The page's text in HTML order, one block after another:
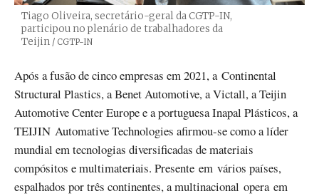
Tiago Oliveira, secretário-geral da CGTP-IN,
participou no plenário de trabalhadores da
Teijin Créditos
/ CGTP-IN
Após a fusão de cinco empresas em 2021, a Continental
Structural Plastics, a Benet Automotive, a Victall, a Teijin
Automotive Center Europe e a portuguesa Inapal Plásticos, a
TEIJIN Automative Technologies afirmou-se como a líder
mundial em tecnologias diversificadas de materiais
compósitos e multimateriais. Presente em vários países,
espalhados por três continentes, a multinacional opera em